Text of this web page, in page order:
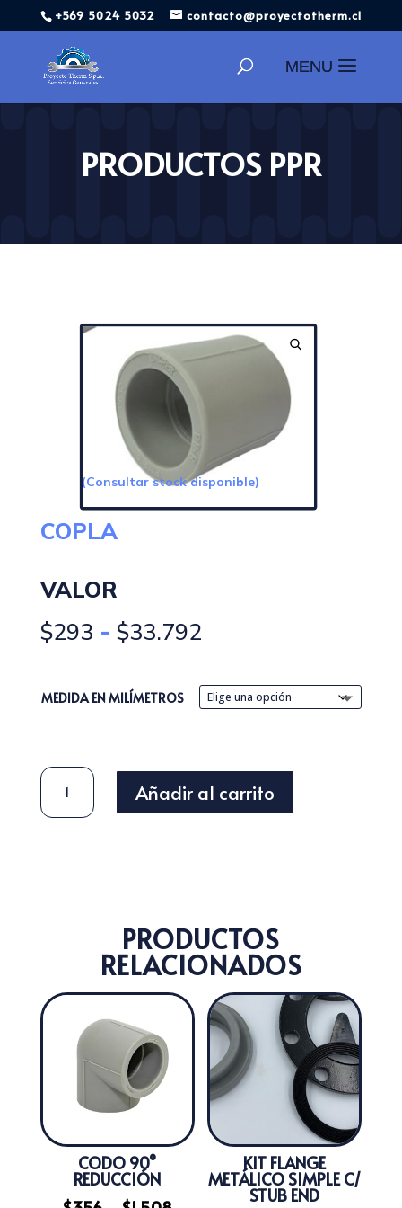
+569 5024 5032 contacto@proyectotherm.cl
productos
PRODUCTOS PPR
(Consultar stock disponible)
COPLA
VALOR
$293 - $33.792Rango
desde
$293
MEDIDA EN MILÍMETROS
COPLA
CANTIDAD
Añadir al carrito
PRODUCTOS
RELACIONADOS
CODO 90°
REDUCCIÓN
KIT FLANGE
METÁLICO SIMPLE C/
STUB END